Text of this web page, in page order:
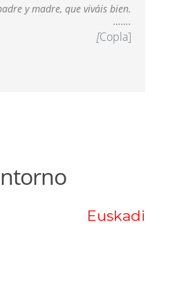
y madre, que viváis bien.
…….
[Copla]
Euskadi